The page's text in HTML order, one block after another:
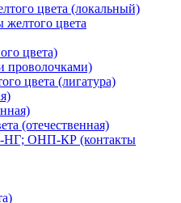
цвета (локальный)
желтого цвета
цвета)
проволочками)
цвета (лигатура)
(отечественная)
ОНП-КР (контакты